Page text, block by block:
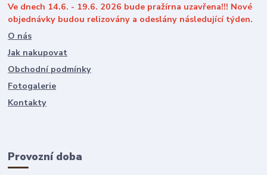
Ve dnech 14.6. - 19.6. 2026 bude pražírna uzavřena!!! Nové
objednávky budou relizovány a odeslány následující týden.
O nás
Jak nakupovat
Obchodní podmínky
Fotogalerie
Kontakty
Provozní doba